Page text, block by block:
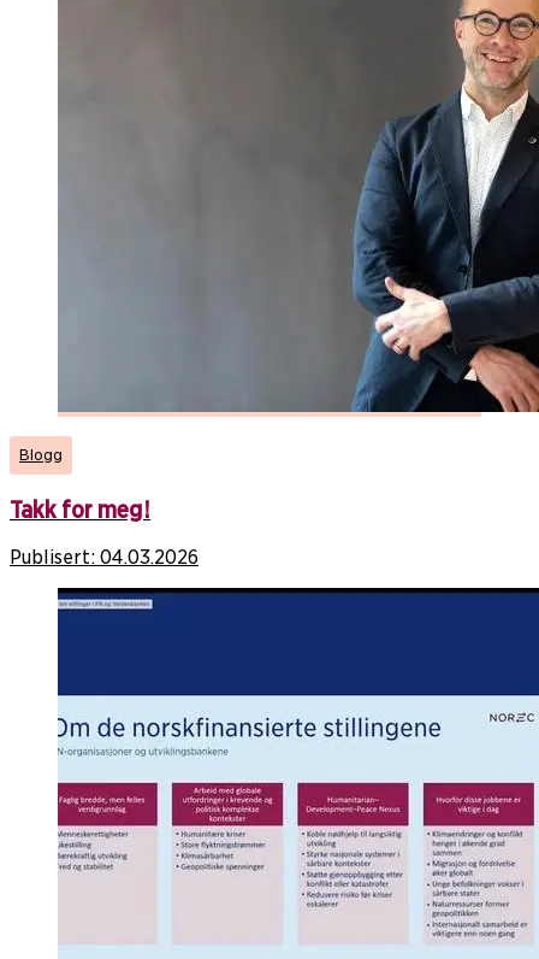
Blogg
Takk for meg!
Publisert: 04.03.2026